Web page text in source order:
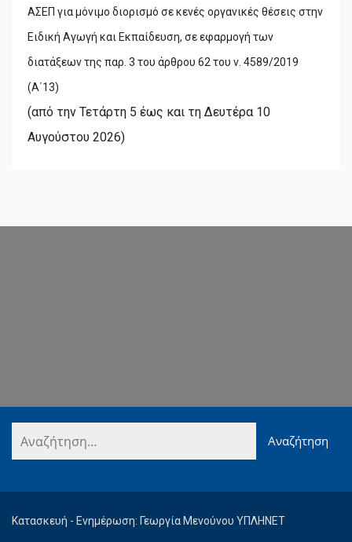
ΑΣΕΠ για μόνιμο διορισμό σε κενές οργανικές θέσεις στην
Ειδική Αγωγή και Εκπαίδευση, σε εφαρμογή των
διατάξεων της παρ. 3 του άρθρου 62 του ν. 4589/2019
(Α΄13)
(από την Τετάρτη 5 έως και τη Δευτέρα 10
Αυγούστου 2026)
Κατασκευή - Ενημέρωση: Γεωργία Μενούνου ΥΠΛΗΝΕΤ